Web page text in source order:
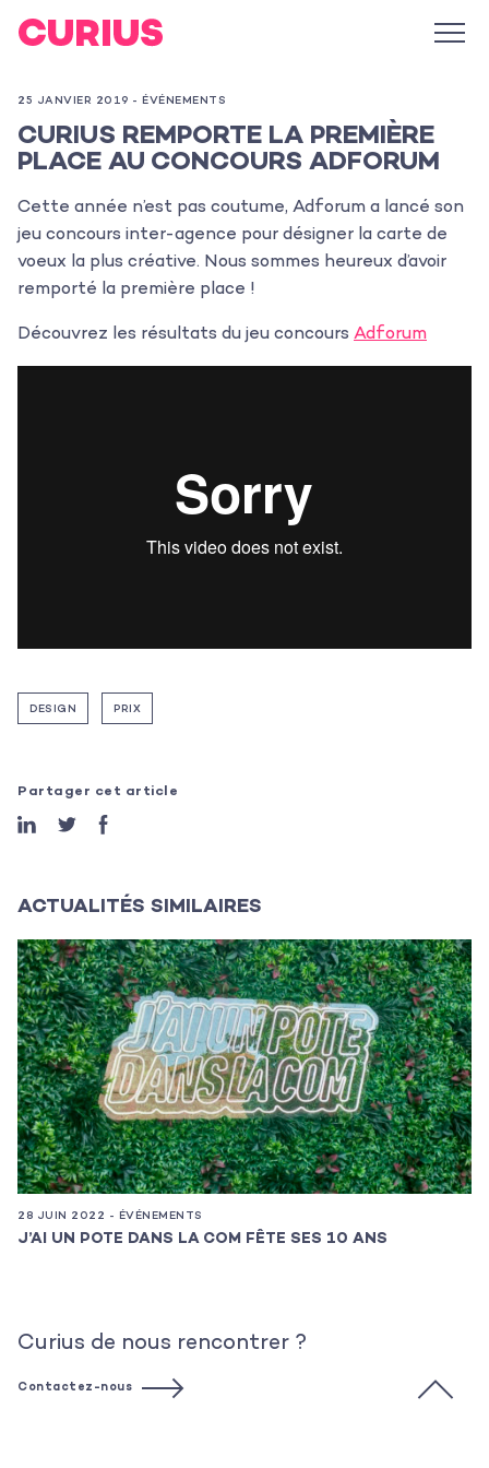
L’agence
Les projets
Les actualités
L’équipe
Contact
25 JANVIER 2019 - ÉVÉNEMENTS
CURIUS REMPORTE LA PREMIÈRE
PLACE AU CONCOURS ADFORUM
Cette année n’est pas coutume, Adforum a lancé son
jeu concours inter-agence pour désigner la carte de
voeux la plus créative. Nous sommes heureux d’avoir
remporté la première place !
Découvrez les résultats du jeu concours Adforum
DESIGN PRIX
Partager cet article
ACTUALITÉS SIMILAIRES
28 JUIN 2022 - ÉVÉNEMENTS
J’AI UN POTE DANS LA COM FÊTE SES 10 ANS
Curius de nous rencontrer ?
Contactez-nous